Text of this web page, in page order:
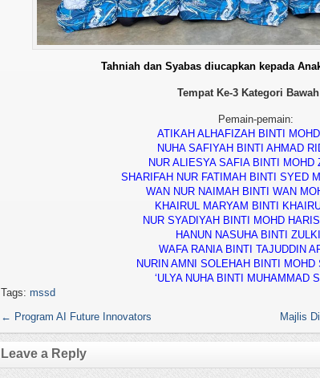
Tahniah dan Syabas diucapkan kepada
Tempat Ke-3 Kategori
Pemain-pemain:
ATIKAH ALHAFIZAH BINTI
NUHA SAFIYAH BINTI AHMAD
NUR ALIESYA SAFIA BINTI MOHD
SHARIFAH NUR FATIMAH BINTI SYED
WAN NUR NAIMAH BINTI WAN
KHAIRUL MARYAM BINTI
NUR SYADIYAH BINTI MOHD
HANUN NASUHA BINTI
WAFA RANIA BINTI TAJUDDIN
NURIN AMNI SOLEHAH BINTI MOHD
‘ULYA NUHA BINTI MUHAMMAD
Tags: mssd
← Program AI Future Innovators Majlis
Leave a Reply